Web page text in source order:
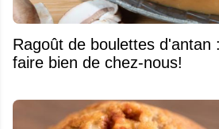
Ragoût de boulettes d'antan
faire bien de chez-nous!